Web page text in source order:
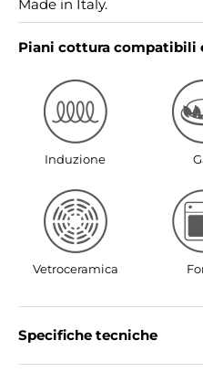
Made in Italy.
Piani cottura compatibili
Induzione
Vetroceramica
Specifiche tecniche